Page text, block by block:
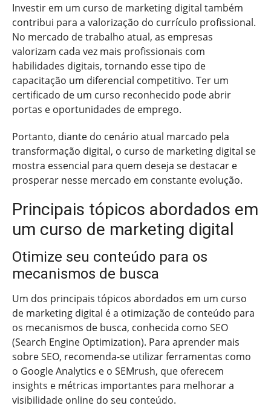
Investir em um curso de marketing digital também
contribui para a valorização do currículo profissional.
No mercado de trabalho atual, as empresas
valorizam cada vez mais profissionais com
habilidades digitais, tornando esse tipo de
capacitação um diferencial competitivo. Ter um
certificado de um curso reconhecido pode abrir
portas e oportunidades de emprego.
Portanto, diante do cenário atual marcado pela
transformação digital, o curso de marketing digital se
mostra essencial para quem deseja se destacar e
prosperar nesse mercado em constante evolução.
Principais tópicos abordados em
um curso de marketing digital
Otimize seu conteúdo para os
mecanismos de busca
Um dos principais tópicos abordados em um curso
de marketing digital é a otimização de conteúdo para
os mecanismos de busca, conhecida como SEO
(Search Engine Optimization). Para aprender mais
sobre SEO, recomenda-se utilizar ferramentas como
o Google Analytics e o SEMrush, que oferecem
insights e métricas importantes para melhorar a
visibilidade online do seu conteúdo.